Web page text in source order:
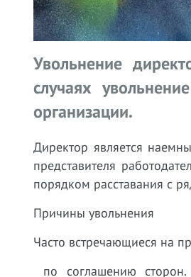
Увольнение
случаях
организации.
Директор является
представителя
порядком расставания с
Причины увольнения
Часто встречающиеся на
по соглашению